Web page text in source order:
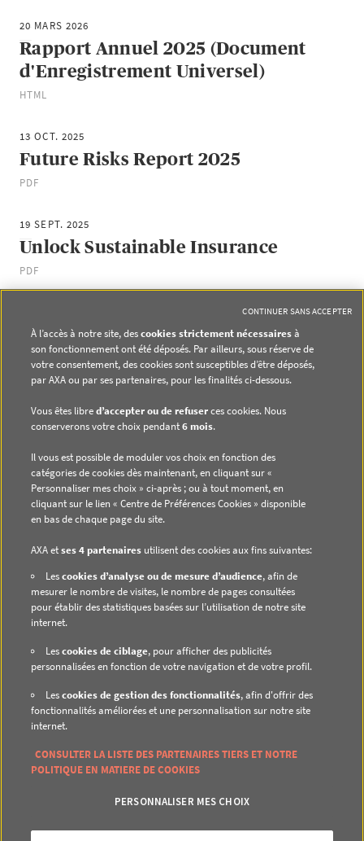
20 MARS 2026
Rapport Annuel 2025 (Document
d'Enregistrement Universel)
HTML
13 OCT. 2025
Future Risks Report 2025
PDF
19 SEPT. 2025
Unlock Sustainable Insurance
PDF
5
ACCÈS DIRECTS
Nous contacter
PROTECTION DES DONNÉES
Politique de cookies
Gestionnaire de cookies
Politique de protection des données à caractère
ACCESSIBILITÉ
À l’accès à notre site, descookies strictement nécessairesà
son fonctionnement ont été déposés. Par ailleurs, sous réserve de
votre consentement, des cookies sont susceptibles d’être déposés,
par AXA ou par ses partenaires, pour les finalités ci-dessous.
Vous êtes libred’accepter ou de refuserces cookies. Nous
conserverons votre choix pendant6 mois.
Il vous est possible de moduler vos choix en fonction des
catégories de cookies dès maintenant, en cliquant sur «
Personnaliser mes choix » ci-après ; ou à tout moment, en
cliquant sur le lien « Centre de Préférences Cookies » disponible
en bas de chaque page du site.
AXA etses 4 partenaires utilisent des cookies aux fins suivantes:
Lescookies d’analyse ou de mesure d’audience, afin de
mesurer le nombre de visites, le nombre de pages consultées
pour établir des statistiques basées sur l’utilisation de notre site
internet.
Lescookies de ciblage, pour afficher des publicités
personnalisées en fonction de votre navigation et de votre profil.
Lescookies de gestion des fonctionnalités, afin d'offrir des
fonctionnalités améliorées et une personnalisation sur notre site
internet.
CONSULTER LA LISTE DES PARTENAIRES TIERS ET NOTRE
POLITIQUE EN MATIERE DE COOKIES
PERSONNALISER MES CHOIX
CONTINUER SANS ACCEPTER